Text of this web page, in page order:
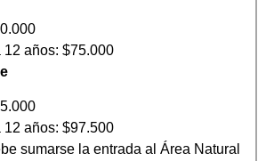
12 años: $75.000
12 años: $97.500
sumarse la entrada al Área Natural